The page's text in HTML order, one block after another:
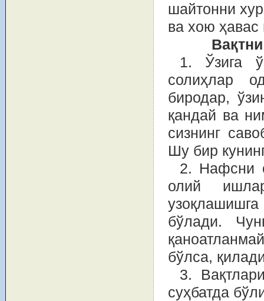
шайтонни
ва хою ҳавас
1. Ўзига
солиҳлар
биродар,
қандай ва
сизнинг
Шу бир
2. Нафсни
олий
бўлади.
бўлса,
3.
суҳбатда